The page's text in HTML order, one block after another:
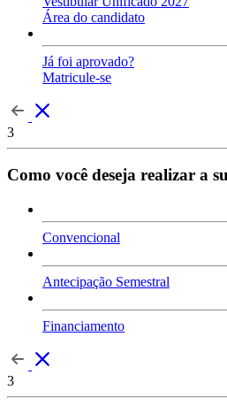
Área do candidato
Já foi aprovado?
Matricule-se
3
Como você deseja realizar a
Convencional
Antecipação Semestral
Financiamento
3